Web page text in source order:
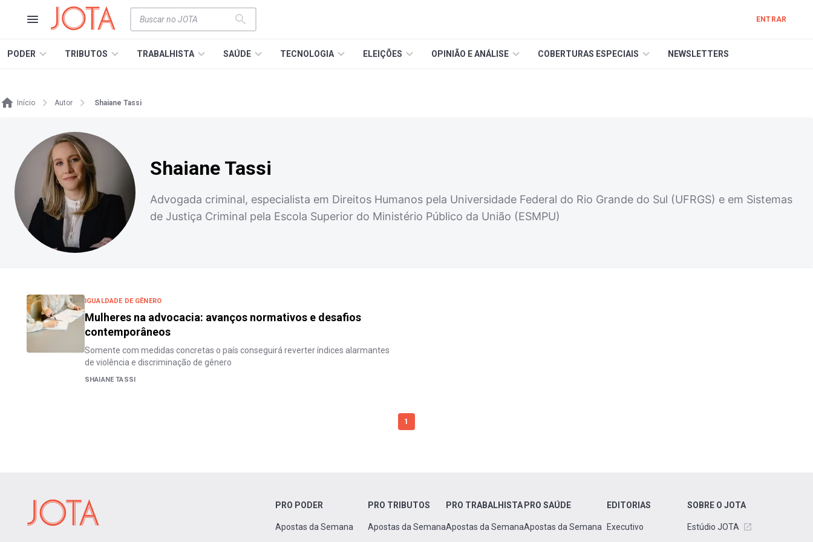
ENTRAR
PODER TRIBUTOS TRABALHISTA SAÚDE TECNOLOGIA ELEIÇÕES OPINIÃO E ANÁLISE COBERTURAS ESPECIAIS NEWSLETTERS
Início Autor Shaiane Tassi
Shaiane Tassi
Advogada criminal, especialista em Direitos Humanos pela Universidade Federal do Rio Grande do Sul (UFRGS) e em Sistemas
de Justiça Criminal pela Escola Superior do Ministério Público da União (ESMPU)
IGUALDADE DE GÊNERO
Mulheres na advocacia: avanços normativos e desafios
contemporâneos
Somente com medidas concretas o país conseguirá reverter índices alarmantes
de violência e discriminação de gênero
SHAIANE TASSI
1
PRO PODER
Apostas da Semana
PRO TRIBUTOS
Apostas da Semana
PRO TRABALHISTA
Apostas da Semana
PRO SAÚDE
Apostas da Semana
EDITORIAS
Executivo
SOBRE O JOTA
Estúdio JOTA